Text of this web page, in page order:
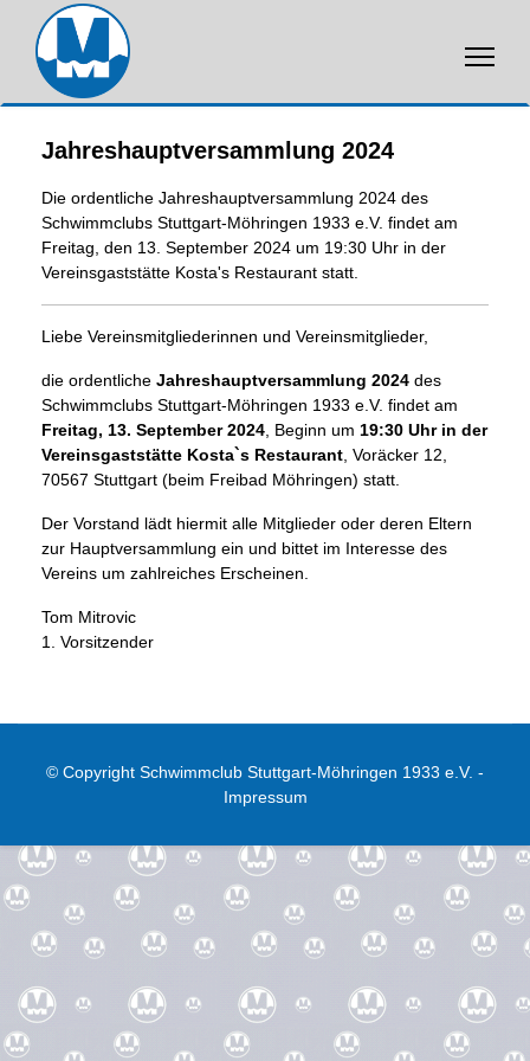
Jahreshauptversammlung 2024
Die ordentliche Jahreshauptversammlung 2024 des
Schwimmclubs Stuttgart-Möhringen 1933 e.V. findet am
Freitag, den 13. September 2024 um 19:30 Uhr in der
Vereinsgaststätte Kosta's Restaurant statt.
Liebe Vereinsmitgliederinnen und Vereinsmitglieder,
die ordentliche Jahreshauptversammlung 2024 des
Schwimmclubs Stuttgart-Möhringen 1933 e.V. findet am
Freitag, 13. September 2024 , Beginn um 19:30 Uhr in der
Vereinsgaststätte Kosta`s Restaurant , Voräcker 12,
70567 Stuttgart (beim Freibad Möhringen) statt.
Der Vorstand lädt hiermit alle Mitglieder oder deren Eltern
zur Hauptversammlung ein und bittet im Interesse des
Vereins um zahlreiches Erscheinen.
Tom Mitrovic
1. Vorsitzender
© Copyright Schwimmclub Stuttgart-Möhringen 1933 e.V. -
Impressum